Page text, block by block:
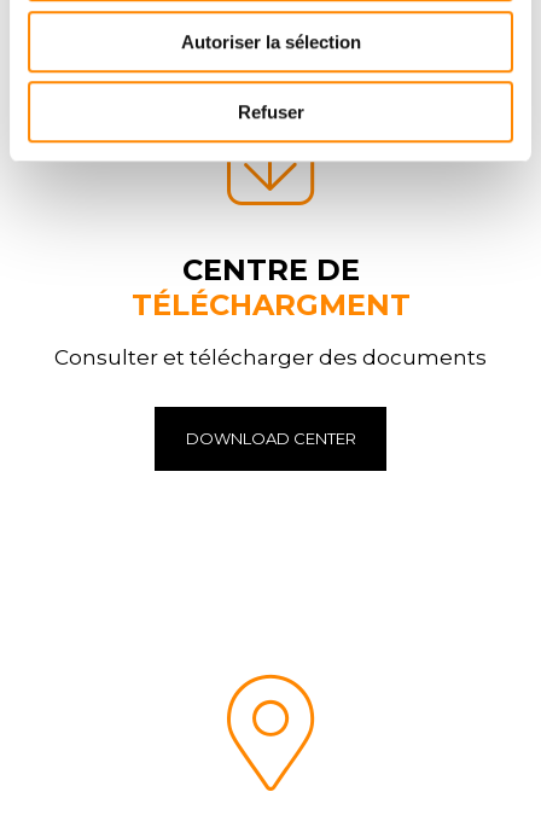
Autoriser la sélection
Refuser
CENTRE DE
TÉLÉCHARGMENT
Consulter et télécharger des documents
DOWNLOAD CENTER